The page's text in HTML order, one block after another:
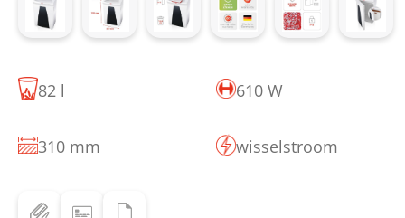
82 l 610 W
310 mm wisselstroom